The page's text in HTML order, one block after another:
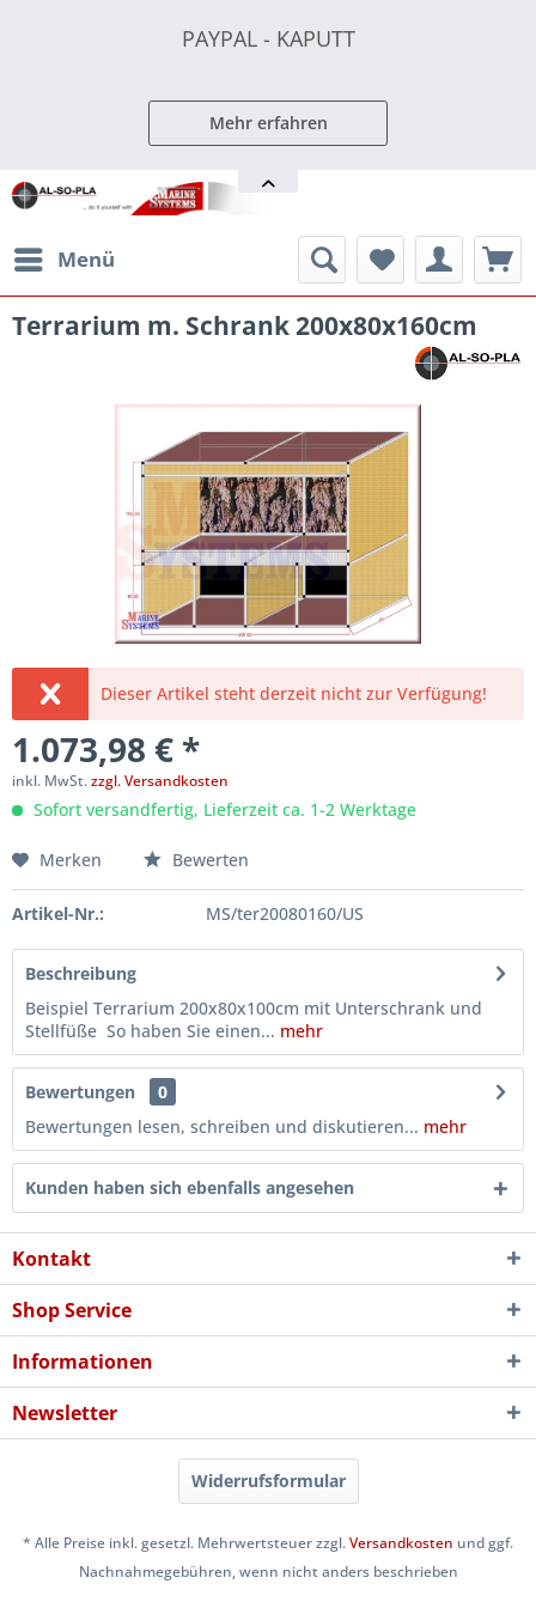
PAYPAL - KAPUTT
Mehr erfahren
Menü
Terrarium m. Schrank 200x80x160cm
Dieser Artikel steht derzeit nicht zur Verfügung!
1.073,98 € *
inkl. MwSt.zzgl. Versandkosten
Sofort versandfertig, Lieferzeit ca. 1-2 Werktage
Merken Bewerten
Artikel-Nr.: MS/ter20080160/US
Beschreibung
Beispiel Terrarium 200x80x100cm mit Unterschrank und
Stellfüße So haben Sie einen... mehr
Bewertungen
0
Bewertungen lesen, schreiben und diskutieren... mehr
Kunden haben sich ebenfalls angesehen
Kontakt
Shop Service
Informationen
Newsletter
Widerrufsformular
* Alle Preise inkl. gesetzl. Mehrwertsteuer zzgl.Versandkosten und ggf.
Nachnahmegebühren, wenn nicht anders beschrieben